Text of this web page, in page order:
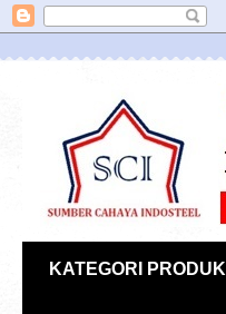
KATEGORI PRODUK